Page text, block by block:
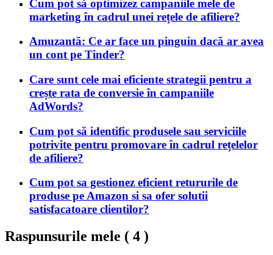
Cum pot să optimizez campaniile mele de
marketing în cadrul unei rețele de afiliere?
Amuzantă: Ce ar face un pinguin dacă ar avea
un cont pe Tinder?
Care sunt cele mai eficiente strategii pentru a
crește rata de conversie în campaniile
AdWords?
Cum pot să identific produsele sau serviciile
potrivite pentru promovare în cadrul rețelelor
de afiliere?
Cum pot sa gestionez eficient retururile de
produse pe Amazon si sa ofer solutii
satisfacatoare clientilor?
Raspunsurile mele ( 4 )